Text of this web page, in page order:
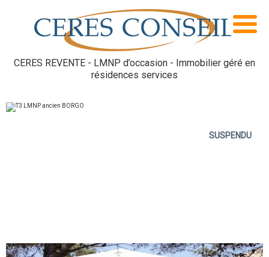
CERES REVENTE - LMNP d’occasion - Immobilier géré en
résidences services
SUSPENDU